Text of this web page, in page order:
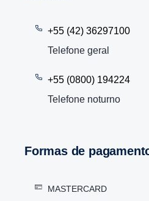
+55 (42) 36297100
Telefone geral
+55 (0800) 194224
Telefone noturno
Formas de
MASTERCARD